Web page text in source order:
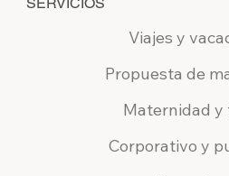
Viajes y
Propuesta de
Maternidad y
Corporativo y